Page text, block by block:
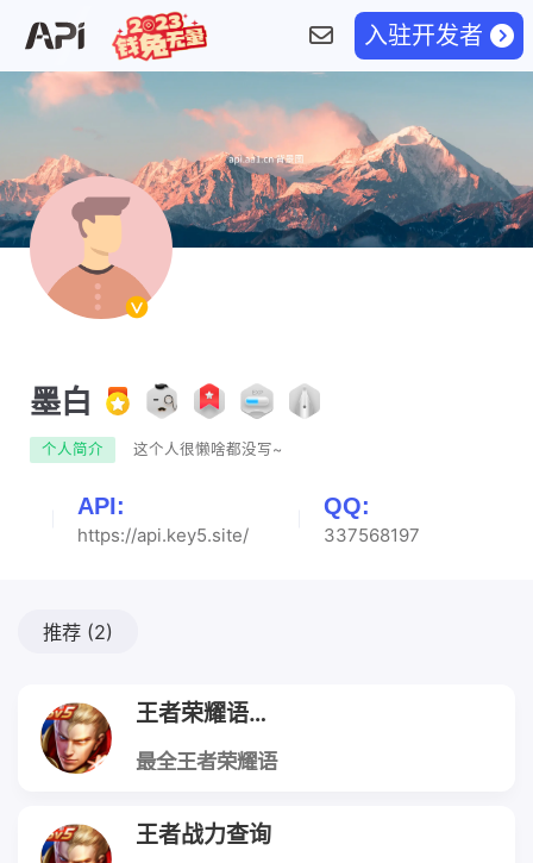
入驻开发者
墨白
个人简介 这个人很懒啥都没写~
API:
https://api.key5.site/
QQ:
337568197
推荐 (2)
王者荣耀语音包
最全王者荣耀语
王者战力查询